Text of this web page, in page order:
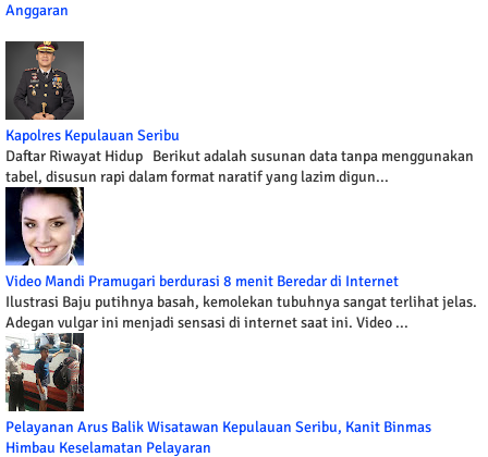
Anggaran
Kapolres Kepulauan Seribu
Daftar Riwayat Hidup Berikut adalah susunan data tanpa menggunakan
tabel, disusun rapi dalam format naratif yang lazim digun...
Video Mandi Pramugari berdurasi 8 menit Beredar di Internet
Ilustrasi Baju putihnya basah, kemolekan tubuhnya sangat terlihat jelas.
Adegan vulgar ini menjadi sensasi di internet saat ini. Video ...
Pelayanan Arus Balik Wisatawan Kepulauan Seribu, Kanit Binmas
Himbau Keselamatan Pelayaran